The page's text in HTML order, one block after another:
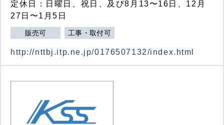
定休日：日曜日、祝日、及び8月13〜16日、12月
27日〜1月5日
販売可 工事・取付可
http://nttbj.itp.ne.jp/0176507132/index.html